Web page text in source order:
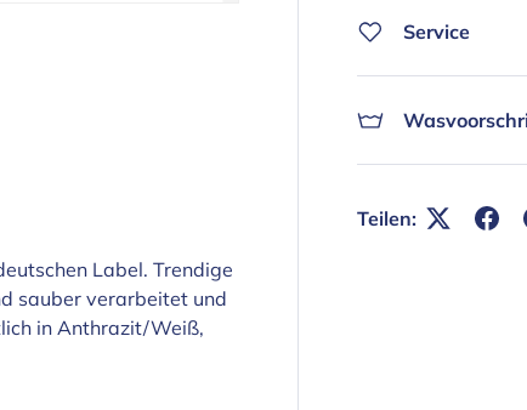
Service
Teilen:
Label. Trendige
sauber verarbeitet und
in Anthrazit/Weiß,